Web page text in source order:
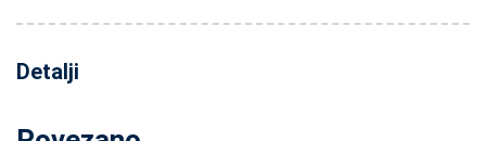
Detalji